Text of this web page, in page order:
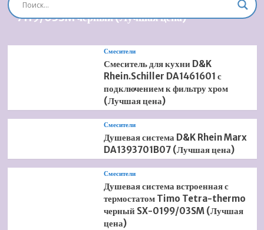
Душевая система встроенная Timo Briana SX-
7119/03SM черный (Лучшая цена)
Смесители
Смеситель для кухни D&K
Rhein.Schiller DA1461601 с
подключением к фильтру хром
(Лучшая цена)
Смесители
Душевая система D&K Rhein Marx
DA1393701B07 (Лучшая цена)
Смесители
Душевая система встроенная с
термостатом Timo Tetra-thermo
черный SX-0199/03SM (Лучшая
цена)